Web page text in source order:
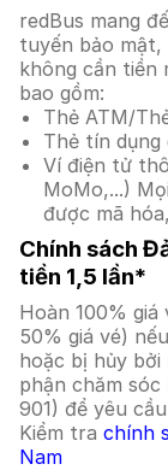
redBus mang
tuyến bảo mật,
không cần tiền
bao gồm:
Thẻ ATM/
Thẻ tín dụng
Ví điện tử
MoMo,...)
được mã
Chính sách
tiền 1,5 lần*
Hoàn 100%
50% giá vé)
hoặc bị hủy bởi
phận chăm sóc
901) để yêu
Kiểm tra chính
Nam